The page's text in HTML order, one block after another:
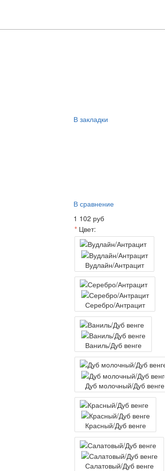
В закладки
В сравнение
1 102 руб
Цвет:
Вудлайн/Антрацит
Серебро/Антрацит
Ваниль/Дуб венге
Дуб молочный/Дуб венге
Красный/Дуб венге
Салатовый/Дуб венге